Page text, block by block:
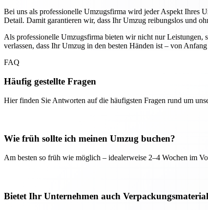
Bei uns als professionelle Umzugsfirma wird jeder Aspekt Ihres
Detail. Damit garantieren wir, dass Ihr Umzug reibungslos und
Als professionelle Umzugsfirma bieten wir nicht nur Leistungen,
verlassen, dass Ihr Umzug in den besten Händen ist – von
FAQ
Häufig gestellte Fragen
Hier finden Sie Antworten auf die häufigsten Fragen rund um
Wie früh sollte ich meinen Umzug buchen?
Am besten so früh wie möglich – idealerweise 2–4 Wochen im
Bietet Ihr Unternehmen auch